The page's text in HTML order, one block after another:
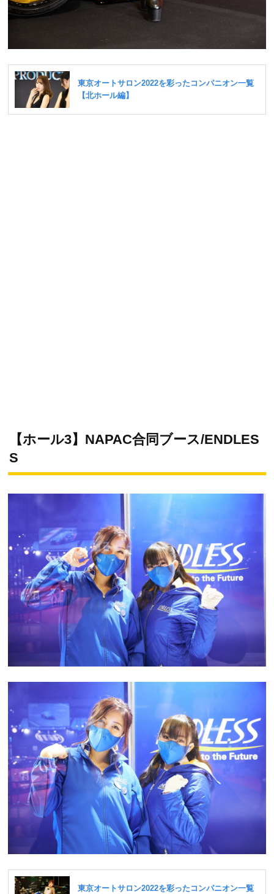
【ホール3】NAPAC合同ブース/ENDLES
S